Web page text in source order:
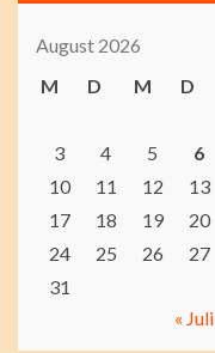
August 2026
M
D M D
3
4 5 6
10
11 12 13
17
18 19 20
24
25 26 27
31
« Juli